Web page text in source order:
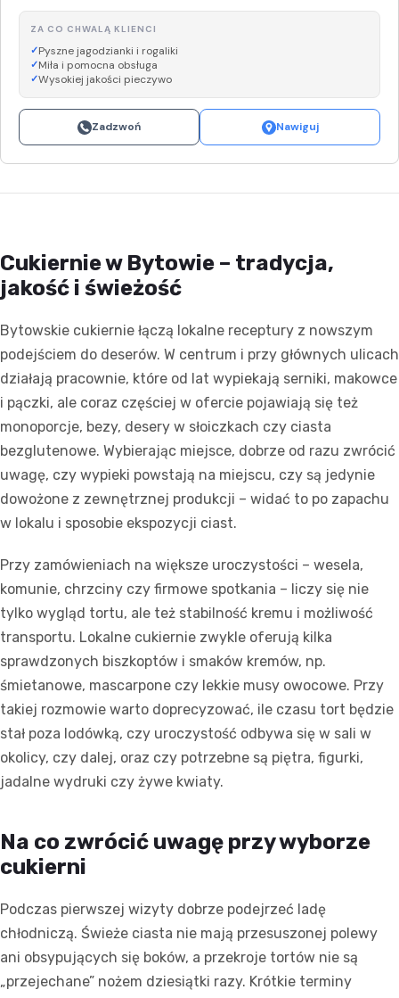
ZA CO CHWALĄ KLIENCI
Pyszne jagodzianki i rogaliki
Miła i pomocna obsługa
Wysokiej jakości pieczywo
Zadzwoń Nawiguj
Cukiernie w Bytowie – tradycja,
jakość i świeżość
Bytowskie cukiernie łączą lokalne receptury z nowszym
podejściem do deserów. W centrum i przy głównych ulicach
działają pracownie, które od lat wypiekają serniki, makowce
i pączki, ale coraz częściej w ofercie pojawiają się też
monoporcje, bezy, desery w słoiczkach czy ciasta
bezglutenowe. Wybierając miejsce, dobrze od razu zwrócić
uwagę, czy wypieki powstają na miejscu, czy są jedynie
dowożone z zewnętrznej produkcji – widać to po zapachu
w lokalu i sposobie ekspozycji ciast.
Przy zamówieniach na większe uroczystości – wesela,
komunie, chrzciny czy firmowe spotkania – liczy się nie
tylko wygląd tortu, ale też stabilność kremu i możliwość
transportu. Lokalne cukiernie zwykle oferują kilka
sprawdzonych biszkoptów i smaków kremów, np.
śmietanowe, mascarpone czy lekkie musy owocowe. Przy
takiej rozmowie warto doprecyzować, ile czasu tort będzie
stał poza lodówką, czy uroczystość odbywa się w sali w
okolicy, czy dalej, oraz czy potrzebne są piętra, figurki,
jadalne wydruki czy żywe kwiaty.
Na co zwrócić uwagę przy wyborze
cukierni
Podczas pierwszej wizyty dobrze podejrzeć ladę
chłodniczą. Świeże ciasta nie mają przesuszonej polewy
ani obsypujących się boków, a przekroje tortów nie są
„przejechane” nożem dziesiątki razy. Krótkie terminy